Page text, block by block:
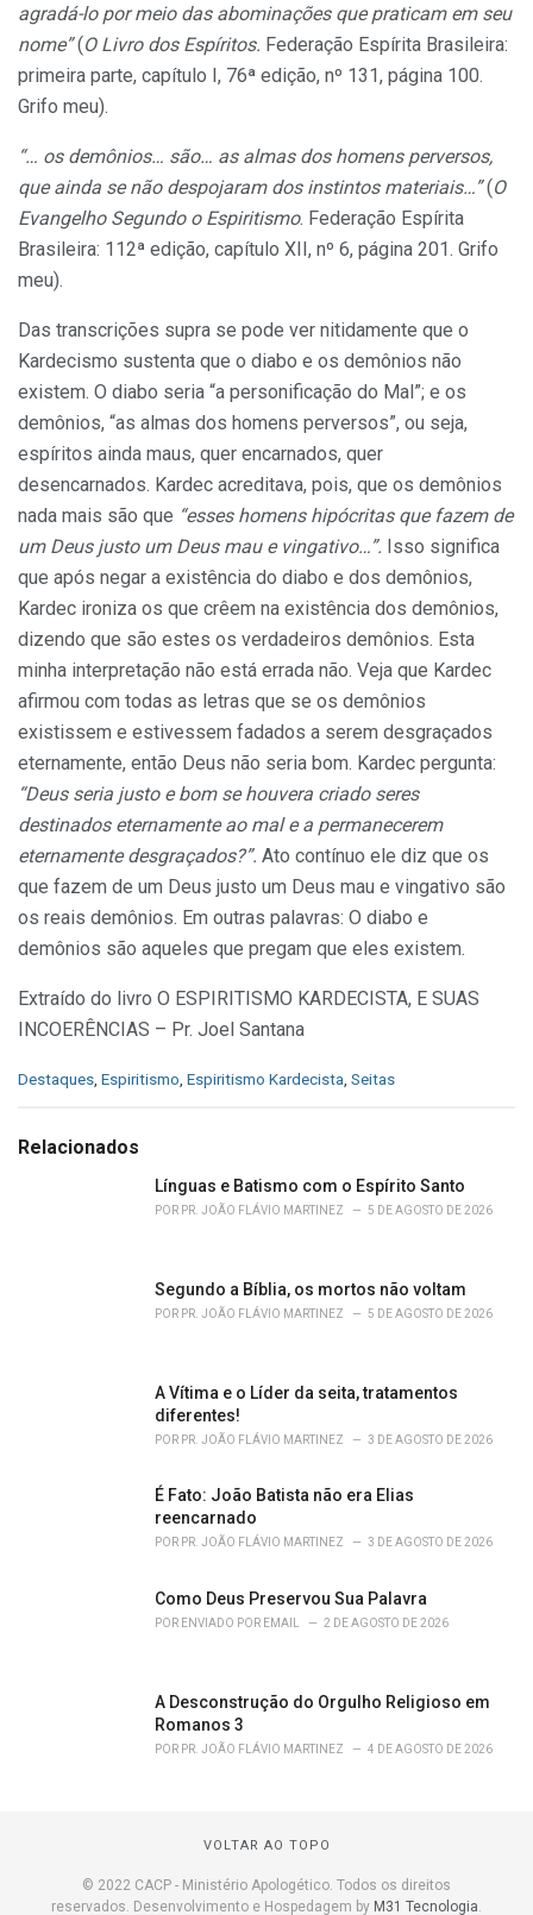
agradá-lo por meio das abominações que praticam em seu
nome”(O Livro dos Espíritos. Federação Espírita Brasileira:
primeira parte, capítulo I, 76ª edição, nº 131, página 100.
Grifo meu).
“… os demônios… são… as almas dos homens perversos,
que ainda se não despojaram dos instintos materiais…”(O
Evangelho Segundo o Espiritismo. Federação Espírita
Brasileira: 112ª edição, capítulo XII, nº 6, página 201. Grifo
meu).
Das transcrições supra se pode ver nitidamente que o
Kardecismo sustenta que o diabo e os demônios não
existem. O diabo seria “a personificação do Mal”; e os
demônios, “as almas dos homens perversos”, ou seja,
espíritos ainda maus, quer encarnados, quer
desencarnados. Kardec acreditava, pois, que os demônios
nada mais são que “esses homens hipócritas que fazem de
um Deus justo um Deus mau e vingativo…”. Isso significa
que após negar a existência do diabo e dos demônios,
Kardec ironiza os que crêem na existência dos demônios,
dizendo que são estes os verdadeiros demônios. Esta
minha interpretação não está errada não. Veja que Kardec
afirmou com todas as letras que se os demônios
existissem e estivessem fadados a serem desgraçados
eternamente, então Deus não seria bom. Kardec pergunta:
“Deus seria justo e bom se houvera criado seres
destinados eternamente ao mal e a permanecerem
eternamente desgraçados?”. Ato contínuo ele diz que os
que fazem de um Deus justo um Deus mau e vingativo são
os reais demônios. Em outras palavras: O diabo e
demônios são aqueles que pregam que eles existem.
Extraído do livro O ESPIRITISMO KARDECISTA, E SUAS
INCOERÊNCIAS – Pr. Joel Santana
C
e
Destaques Espiritismo Espiritismo Kardecista Seitas
Relacionados
Línguas e Batismo com o Espírito Santo
POR PR. JOÃO FLÁVIO MARTINEZ 5 DE AGOSTO DE 2026
Segundo a Bíblia, os mortos não voltam
POR PR. JOÃO FLÁVIO MARTINEZ 5 DE AGOSTO DE 2026
A Vítima e o Líder da seita, tratamentos
diferentes!
POR PR. JOÃO FLÁVIO MARTINEZ 3 DE AGOSTO DE 2026
É Fato: João Batista não era Elias
reencarnado
POR PR. JOÃO FLÁVIO MARTINEZ 3 DE AGOSTO DE 2026
Como Deus Preservou Sua Palavra
POR ENVIADO POR EMAIL 2 DE AGOSTO DE 2026
A Desconstrução do Orgulho Religioso em
Romanos 3
POR PR. JOÃO FLÁVIO MARTINEZ 4 DE AGOSTO DE 2026
VOLTAR AO TOPO
© 2022 CACP - Ministério Apologético. Todos os direitos
reservados. Desenvolvimento e Hospedagem by M31 Tecnologia.